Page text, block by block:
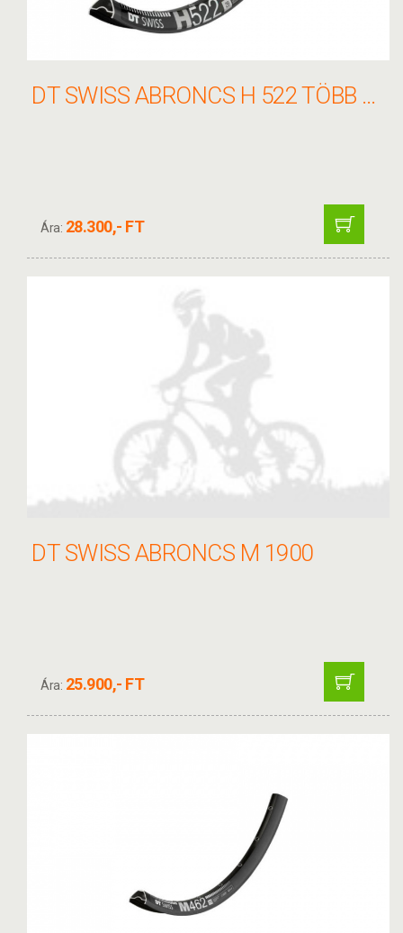
DT SWISS ABRONCS H 522 TÖBB MÉRET
Ára: 28.300,- FT
DT SWISS ABRONCS M 1900
Ára: 25.900,- FT